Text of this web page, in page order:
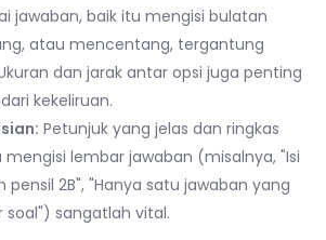
jawaban, baik itu mengisi bulatan
atau mencentang, tergantung
dan jarak antar opsi juga penting
kekeliruan.
Petunjuk yang jelas dan ringkas
lembar jawaban (misalnya, "Isi
2B", "Hanya satu jawaban yang
soal") sangatlah vital.